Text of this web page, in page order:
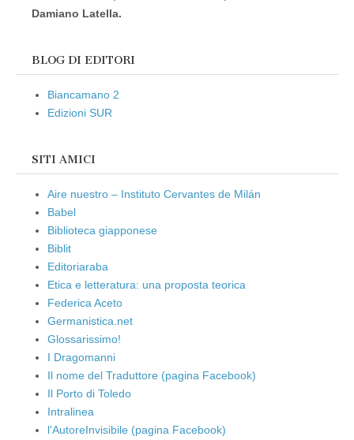
Damiano Latella.
BLOG DI EDITORI
Biancamano 2
Edizioni SUR
SITI AMICI
Aire nuestro – Instituto Cervantes de Milán
Babel
Biblioteca giapponese
Biblit
Editoriaraba
Etica e letteratura: una proposta teorica
Federica Aceto
Germanistica.net
Glossarissimo!
I Dragomanni
Il nome del Traduttore (pagina Facebook)
Il Porto di Toledo
Intralinea
l'AutoreInvisibile (pagina Facebook)